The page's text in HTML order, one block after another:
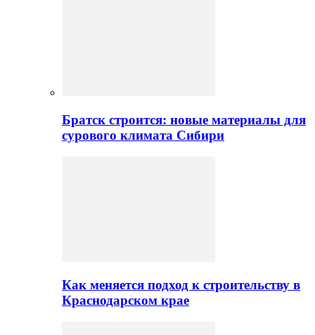
Братск строится: новые материалы для
сурового климата Сибири
Как меняется подход к строительству в
Краснодарском крае